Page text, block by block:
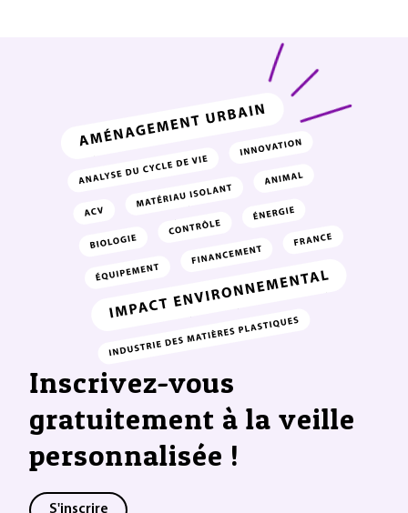
Inscrivez-vous
gratuitement à la veille
personnalisée !
S'inscrire